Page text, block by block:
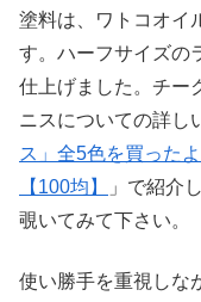
塗料は、ワトコオイ
す。ハーフサイズの
仕上げました。チー
ニスについての詳し
ス」全5色を買った
【100均】
」で紹介
覗いてみて下さい。
使い勝手を重視しな